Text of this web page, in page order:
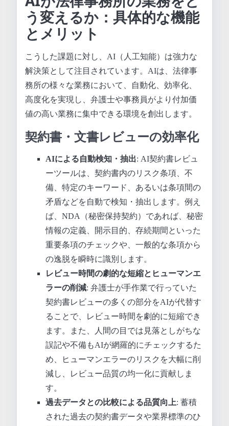
う変えるか：具体的な機能
とメリット
こうした課題に対し、AI（人工知能）は強力な
解決策として注目されています。AIは、法律事
務所の様々な業務において、自動化、効率化、
高度化を実現し、弁護士や事務員がより付加価
値の高い業務に集中できる環境を創出します。
契約書・文書レビューの効率化
AIによる自動検知・抽出: AI契約書レビュ
ーツールは、契約書内のリスク条項、不
備、特定のキーワード、あるいは条項間の
矛盾などを自動で検知・抽出します。例え
ば、NDA（秘密保持契約）であれば、秘密
情報の定義、開示目的、存続期間といった
重要条項のチェックや、一般的な条項から
の逸脱を瞬時に識別します。
レビュー時間の劇的な短縮とヒューマンエ
ラーの削減: 弁護士が手作業で行っていた
契約書レビューの多くの部分をAIが代替す
ることで、レビュー時間を劇的に短縮でき
ます。また、人間の目では見落としがちな
誤記や不備もAIが網羅的にチェックするた
め、ヒューマンエラーのリスクを大幅に削
減し、レビュー品質の均一化に貢献しま
す。
過去データとの比較による品質向上: 蓄積
された過去の契約書データや業界標準のひ